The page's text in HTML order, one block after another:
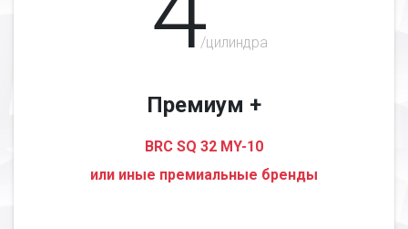
/цилиндра
Премиум +
BRC SQ 32 MY-10
или иные премиальные бренды